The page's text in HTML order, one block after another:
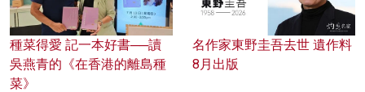
種菜得愛 記一本好書──讀
吳燕青的《在香港的離島種
菜》
名作家東野圭吾去世 遺作料
8月出版